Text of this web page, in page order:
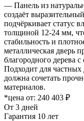
— Панель из
создаёт
подчёркивает статус
толщиной 12-24 мм,
стабильность и
металлическая дверь
благородного дерева
Подходит для частных
должна сочетать
материалов.
*цена от: 240 403 ₽
От 3 дней
Гарантия 10 лет